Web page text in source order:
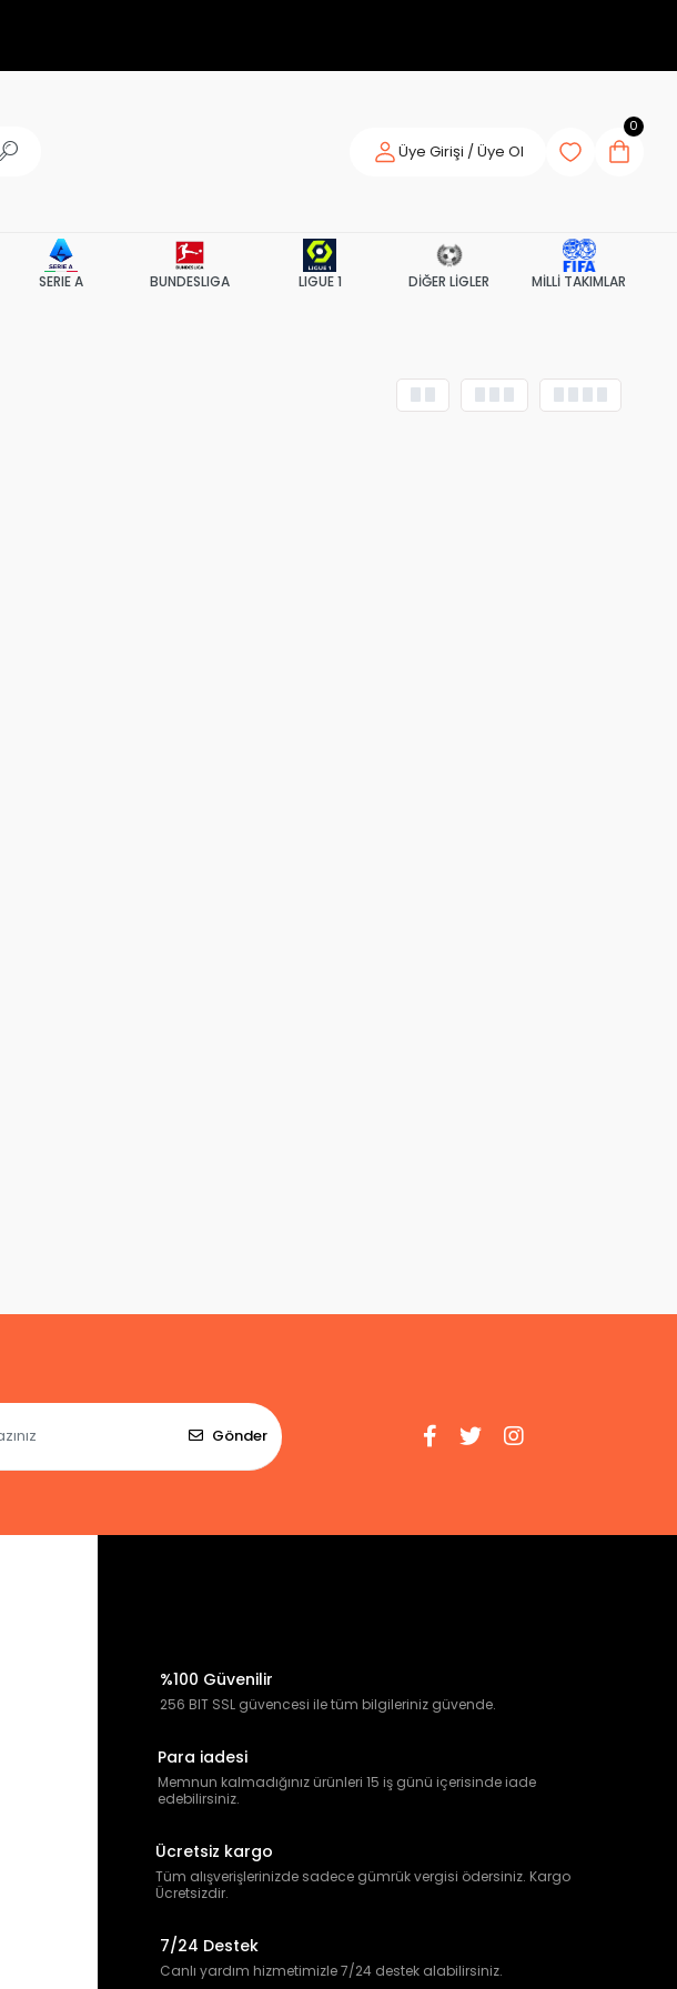
Üye Girişi / Üye Ol
0
SERIE A BUNDESLIGA LIGUE 1 DİĞER LİGLER MİLLİ TAKIMLAR
Gönder
%100 Güvenilir
256 BIT SSL güvencesi ile tüm bilgileriniz güvende.
Para iadesi
Memnun kalmadığınız ürünleri 15 iş günü içerisinde iade
edebilirsiniz.
Ücretsiz kargo
Tüm alışverişlerinizde sadece gümrük vergisi ödersiniz. Kargo
Ücretsizdir.
7/24 Destek
Canlı yardım hizmetimizle 7/24 destek alabilirsiniz.